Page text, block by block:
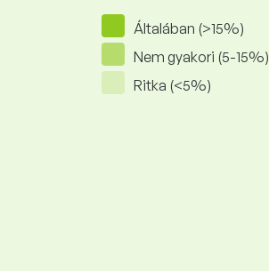
Általában (>15%)
Nem gyakori (5-15%)
Ritka (<5%)